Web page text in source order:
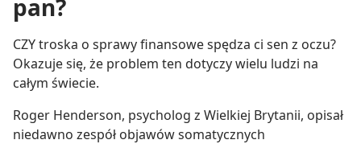
pan?
CZY troska o sprawy finansowe spędza ci sen z oczu?
Okazuje się, że problem ten dotyczy wielu ludzi na
całym świecie.
Roger Henderson, psycholog z Wielkiej Brytanii, opisał
niedawno zespół objawów somatycznych